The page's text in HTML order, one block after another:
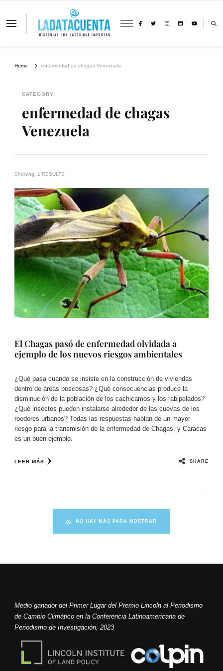
La Data Cuenta es una plataforma
Home enfermedad de chagas Venezuela
CATEGORY:
enfermedad de chagas
Venezuela
Showing: 1 RESULTS
El Chagas pasó de enfermedad olvidada a
ejemplo de los nuevos riesgos ambientales
¿Qué pasa cuando se insiste en la construcción de viviendas
dentro de áreas boscosas? ¿Qué consecuencias produce la
disminución de la población de los cachicamos y los rabipelados?
¿Qué insectos pueden instalarse alrededor de las cuevas de los
roedores urbanos? Todas las respuestas hablan de un mayor
riesgo para la transmisión de la enfermedad de Chagas, y Caracas
es un buen ejemplo.
LEER MÁS SHARE
NO HAY MÁS PARA MOSTRAR
Medio ganador del Primer Lugar del Premio Lincoln al Periodismo
de Cambio Climático en la Conferencia Latinoamericana de
Periodismo de Investigación, 2023